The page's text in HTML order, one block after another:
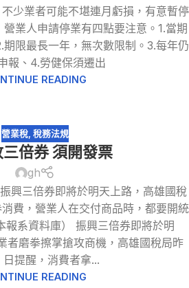
少業者可能不堪連月虧損，有意暫停
業人申請停業有四點要注意。1.當期
限最長一年，無次數限制。3.每年仍
報、4.勞健保須遷出
READING
營業稅 稅務法規
倍券 須開發票
gh
三倍券即將於明天上路，高雄國稅
費，營業人在交付商品時，都要開統
報系資料庫） 振興三倍券即將於明
者磨拳擦掌搶攻商機，高雄國稅局昨
日提醒，消費者拿...
READING